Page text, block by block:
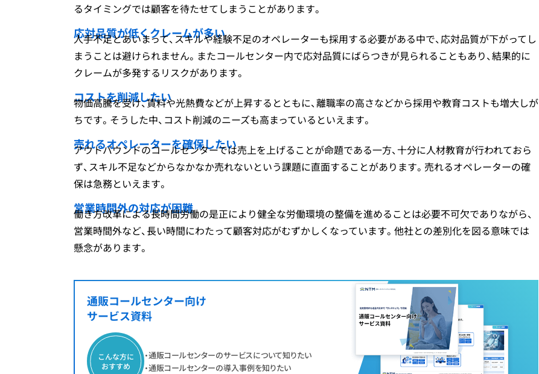
るタイミングでは顧客を待たせてしまうことがあります。
応対品質が低くクレームが多い
人手不足とあいまって、スキルや経験不足のオペレーターも採用する必要がある中で、応対品質が下がってし
まうことは避けられません。またコールセンター内で応対品質にばらつきが見られることもあり、結果的に
クレームが多発するリスクがあります。
コストを削減したい
物価高騰を受け、賃料や光熱費などが上昇するとともに、離職率の高さなどから採用や教育コストも増大しが
ちです。そうした中、コスト削減のニーズも高まっているといえます。
売れるオペレーターを確保したい
アウトバウンドのコールセンターでは売上を上げることが命題である一方、十分に人材教育が行われておら
ず、スキル不足などからなかなか売れないという課題に直面することがあります。売れるオペレーターの確
保は急務といえます。
営業時間外の対応が困難
働き方改革による長時間労働の是正により健全な労働環境の整備を進めることは必要不可欠でありながら、
営業時間外など、長い時間にわたって顧客対応がむずかしくなっています。他社との差別化を図る意味では
懸念があります。
通販コールセンター向け
サービス資料
こんな方に
おすすめ
・通販コールセンターのサービスについて知りたい
・通販コールセンターの導入事例を知りたい